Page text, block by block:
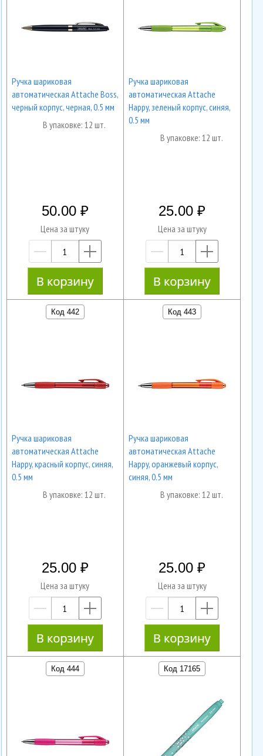
Ручка шариковая
автоматическая Attache Boss,
черный корпус, черная, 0.5 мм
В упаковке: 12 шт.
50.00
Цена за штуку
—
Ручка шариковая
автоматическая Attache
Happy, зеленый корпус, синяя,
0.5 мм
В упаковке: 12 шт.
25.00
Цена за штуку
—
Код 442
Ручка шариковая
автоматическая Attache
Happy, красный корпус, синяя,
0.5 мм
В упаковке: 12 шт.
25.00
Цена за штуку
—
Код 443
Ручка шариковая
автоматическая Attache
Happy, оранжевый корпус,
синяя, 0.5 мм
В упаковке: 12 шт.
25.00
Цена за штуку
—
Код 444 Код 17165